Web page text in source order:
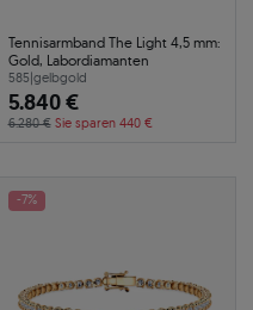
Tennisarmband The Light 4,5 mm:
Gold, Labordiamanten
585|gelbgold
5.840 €
6.280 € Sie sparen 440 €
-7%